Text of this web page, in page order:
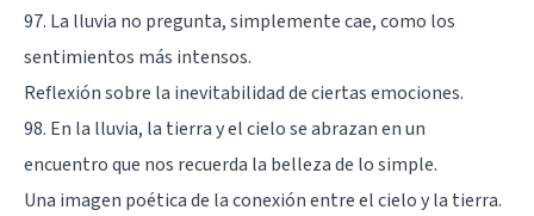
97. La lluvia no pregunta, simplemente cae, como los
sentimientos más intensos.
Reflexión sobre la inevitabilidad de ciertas emociones.
98. En la lluvia, la tierra y el cielo se abrazan en un
encuentro que nos recuerda la belleza de lo simple.
Una imagen poética de la conexión entre el cielo y la tierra.